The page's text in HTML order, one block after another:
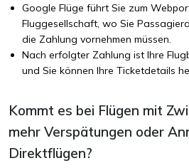
Google Flüge führt Sie zum
Fluggesellschaft, wo Sie
die Zahlung vornehmen müssen.
Nach erfolgter Zahlung ist Ihre
und Sie können Ihre Ticketdetails
Kommt es bei Flügen mit
mehr Verspätungen oder
Direktflügen?